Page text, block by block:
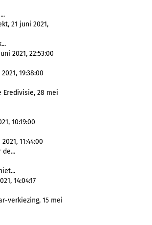
21 juni 2021,
2021, 22:53:00
19:38:00
28 mei
10:19:00
11:44:00
de...
14:04:17
verkiezing, 15 mei